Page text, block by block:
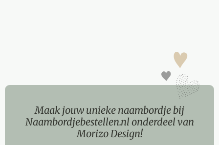
Maak jouw unieke naambordje bij
Naambordjebestellen.nl onderdeel van
Morizo Design!